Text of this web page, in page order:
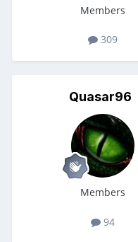
Members
309
Quasar96
Members
94